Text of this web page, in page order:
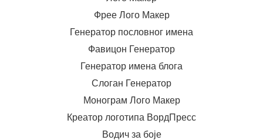
Фрее Лого Макер
Генератор пословног имена
Фавицон Генератор
Генератор имена блога
Слоган Генератор
Монограм Лого Макер
Креатор логотипа ВордПресс
Водич за боје